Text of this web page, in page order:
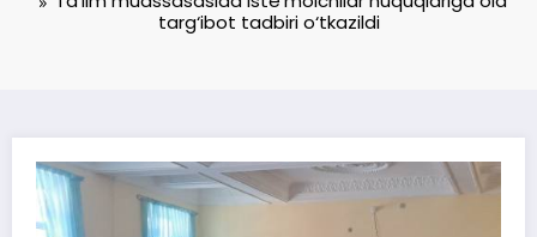
targ‘ibot tadbiri o‘tkazildi